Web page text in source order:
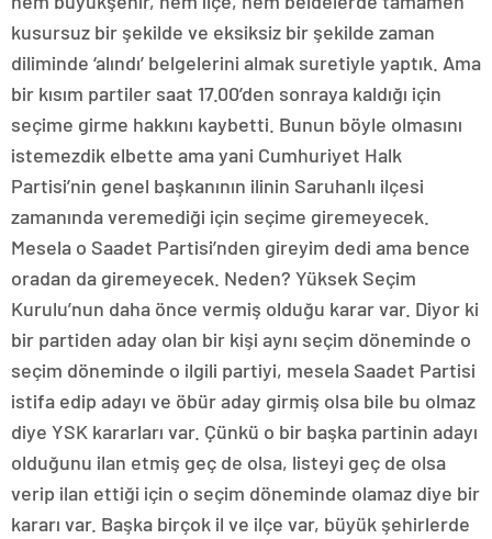
kusursuz bir şekilde ve eksiksiz bir şekilde zaman
diliminde ‘alındı’ belgelerini almak suretiyle yaptık. Ama
bir kısım partiler saat 17.00’den sonraya kaldığı için
seçime girme hakkını kaybetti. Bunun böyle olmasını
istemezdik elbette ama yani Cumhuriyet Halk
Partisi’nin genel başkanının ilinin Saruhanlı ilçesi
zamanında veremediği için seçime giremeyecek.
Mesela o Saadet Partisi’nden gireyim dedi ama bence
oradan da giremeyecek. Neden? Yüksek Seçim
Kurulu’nun daha önce vermiş olduğu karar var. Diyor ki
bir partiden aday olan bir kişi aynı seçim döneminde o
seçim döneminde o ilgili partiyi, mesela Saadet Partisi
istifa edip adayı ve öbür aday girmiş olsa bile bu olmaz
diye YSK kararları var. Çünkü o bir başka partinin adayı
olduğunu ilan etmiş geç de olsa, listeyi geç de olsa
verip ilan ettiği için o seçim döneminde olamaz diye bir
kararı var. Başka birçok il ve ilçe var, büyük şehirlerde